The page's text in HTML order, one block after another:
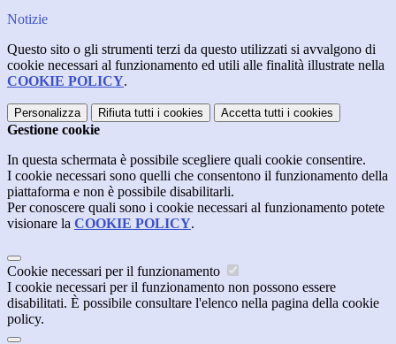
Notizie
Questo sito o gli strumenti terzi da questo utilizzati si avvalgono di
cookie necessari al funzionamento ed utili alle finalità illustrate nella
COOKIE POLICY.
Personalizza Rifiuta tutti i cookies Accetta tutti i cookies
Gestione cookie
In questa schermata è possibile scegliere quali cookie consentire.
I cookie necessari sono quelli che consentono il funzionamento della
piattaforma e non è possibile disabilitarli.
Per conoscere quali sono i cookie necessari al funzionamento potete
visionare la COOKIE POLICY.
Cookie necessari per il funzionamento
I cookie necessari per il funzionamento non possono essere
disabilitati. È possibile consultare l'elenco nella pagina della cookie
policy.